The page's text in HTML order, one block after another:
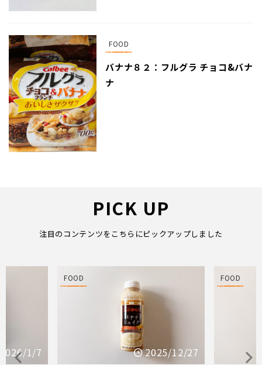
FOOD
バナナ８２：フルグラ チョコ&バナ
ナ
PICK UP
注目のコンテンツをこちらにピックアップしました
12/27
FOOD
2025/12/21
FOOD